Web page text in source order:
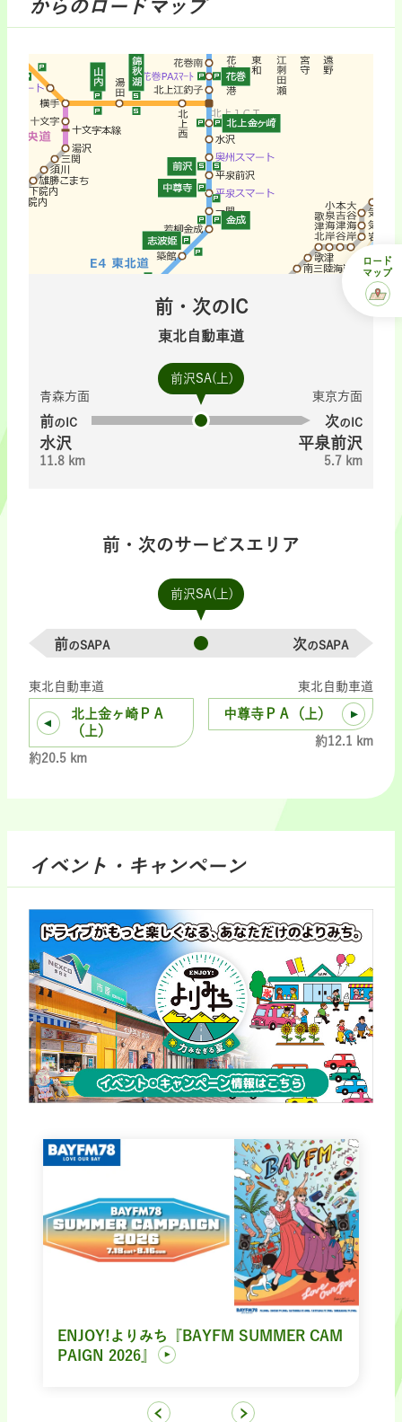
からのロードマップ
前・次のIC
東北自動車道
前沢SA(上)
青森方面
前のIC
水沢
11.8 km
東京方面
次のIC
平泉前沢
5.7 km
前・次のサービスエリア
前沢SA(上)
前のSAPA 次のSAPA
東北自動車道
北上金ヶ崎ＰＡ
（上）
約20.5 km
東北自動車道
中尊寺ＰＡ（上）
約12.1 km
イベント・キャンペーン
ENJOY!よりみち『BAYFM SUMMER CAM
PAIGN 2026』
ロード
マップ